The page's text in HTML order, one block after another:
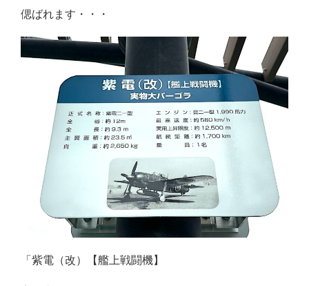
偲ばれます・・・
「紫電（改）【艦上戦闘機】